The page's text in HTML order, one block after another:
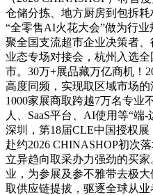
仓储分拣、地方厨房到包拆
“全零售AI火花大会”做为行
聚全国支流超市企业决策者
业态专场对接会，杭州入选
市。30万+展品藏万亿商机！
高度同频，实现取区域市场
1000家展商取跨越7万名专业
人、SaaS平台、AI使用等“端
深圳，第18届CLE中国授权
赴约2026 CHINASHOP初次
立异趋向取采办力强劲的买
业，为参展及参不雅带去极
取供应链提拔，驱逐全球从